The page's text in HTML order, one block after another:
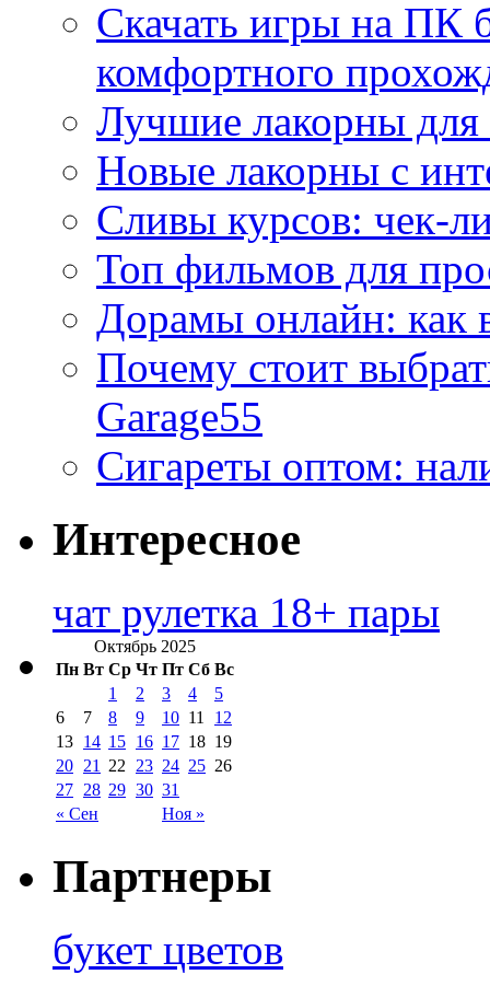
Скачать игры на ПК
комфортного
Лучшие лакорны для
Новые лакорны с
Сливы курсов: чек-
Топ фильмов для
Дорамы онлайн: как
Почему стоит
Garage55
Сигареты оптом:
Интересное
чат рулетка 18+ пары
Октябрь 2025
Пн Вт Ср Чт Пт Сб Вс
« Сен Ноя »
1 2 3 4
5
6
7 8 9 10 11
12
13 14 15 16 17 18 19
20 21 22 23 24 25 26
27 28 29 30 31
Партнеры
букет цветов